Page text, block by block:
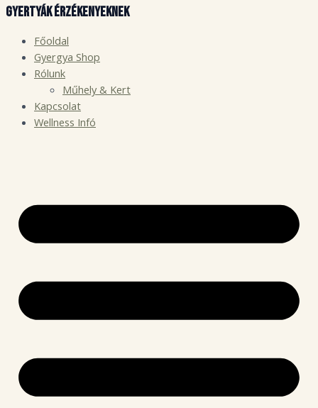
Gyertyák érzékenyeknek
Főoldal
Gyergya Shop
Rólunk
Műhely & Kert
Kapcsolat
Wellness Infó